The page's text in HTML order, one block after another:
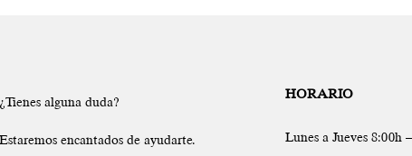
¿Tienes alguna duda?
Estaremos encantados de ayudarte.
HORARIO
Lunes a Jueves 8:00h